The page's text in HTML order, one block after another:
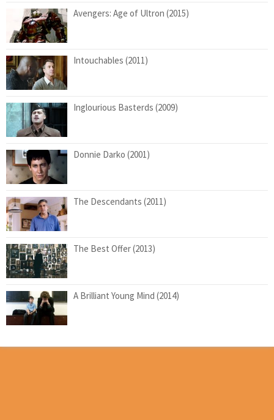
Avengers: Age of Ultron (2015)
Intouchables (2011)
Inglourious Basterds (2009)
Donnie Darko (2001)
The Descendants (2011)
The Best Offer (2013)
A Brilliant Young Mind (2014)